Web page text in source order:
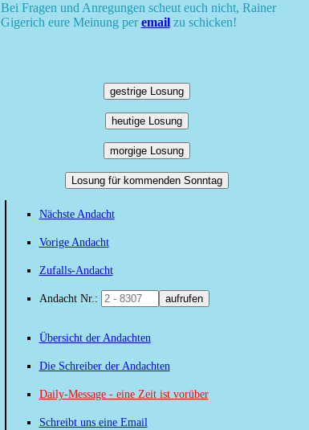
Bei Fragen und Anregungen scheut euch nicht, Rainer
Gigerich eure Meinung peremailzu schicken!
gestrige Losung
heutige Losung
morgige Losung
Losung für kommenden Sonntag
Nächste Andacht
Vorige Andacht
Zufalls-Andacht
Andacht Nr.: aufrufen
Übersicht der Andachten
Die Schreiber der Andachten
Daily-Message - eine Zeit ist vorüber
Schreibt uns eine Email